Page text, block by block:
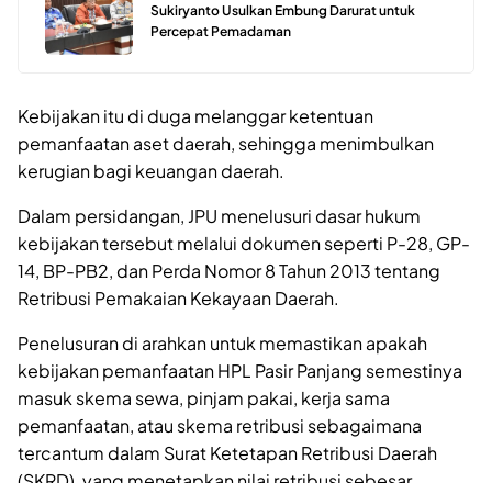
Sukiryanto Usulkan Embung Darurat untuk
Percepat Pemadaman
Kebijakan itu di duga melanggar ketentuan
pemanfaatan aset daerah, sehingga menimbulkan
kerugian bagi keuangan daerah.
Dalam persidangan, JPU menelusuri dasar hukum
kebijakan tersebut melalui dokumen seperti P-28, GP-
14, BP-PB2, dan Perda Nomor 8 Tahun 2013 tentang
Retribusi Pemakaian Kekayaan Daerah.
Penelusuran di arahkan untuk memastikan apakah
kebijakan pemanfaatan HPL Pasir Panjang semestinya
masuk skema sewa, pinjam pakai, kerja sama
pemanfaatan, atau skema retribusi sebagaimana
tercantum dalam Surat Ketetapan Retribusi Daerah